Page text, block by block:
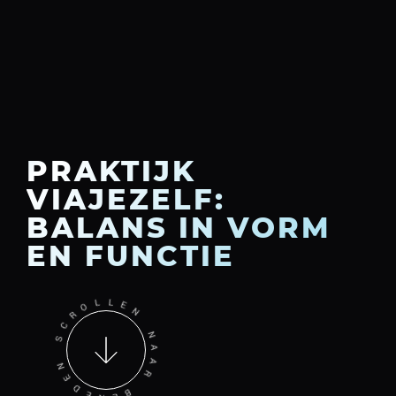
PRAKTIJK
VIAJEZELF:
BALANS IN VORM
EN FUNCTIE
N
B
E
E
D
E
N C R
O
N